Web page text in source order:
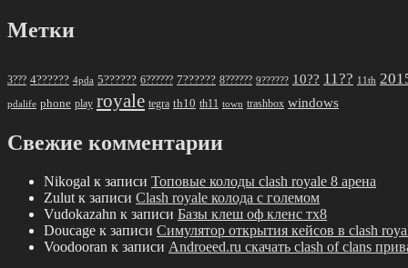
Метки
3??? 4?????? 4pda 5?????? 6?????? 7?????? 8?????? 9?????? 10?? 11?? 11th
pdalife phone play royale tegra th10 th11 town trashbox windows
Свежие комментарии
Nikogal к записи Топовые колоды clash royale 8 арена
Zulut к записи Clash royale колода с големом
Vudokazahn к записи Базы клеш оф кленс тх8
Doucage к записи Симулятор открытия кейсов в clash
Voodooran к записи Androeed.ru скачать clash of clans